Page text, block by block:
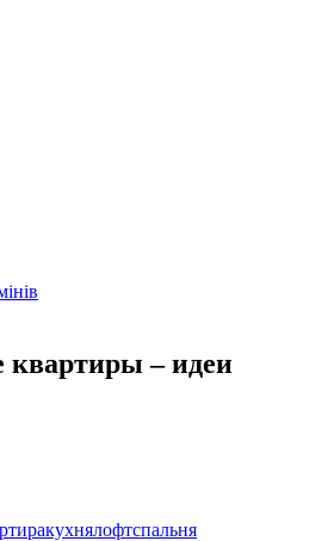
квартиры – идеи
кухнялофтспальня